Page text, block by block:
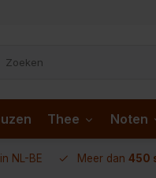
Thee Noten
in NL-BE Meer dan 450